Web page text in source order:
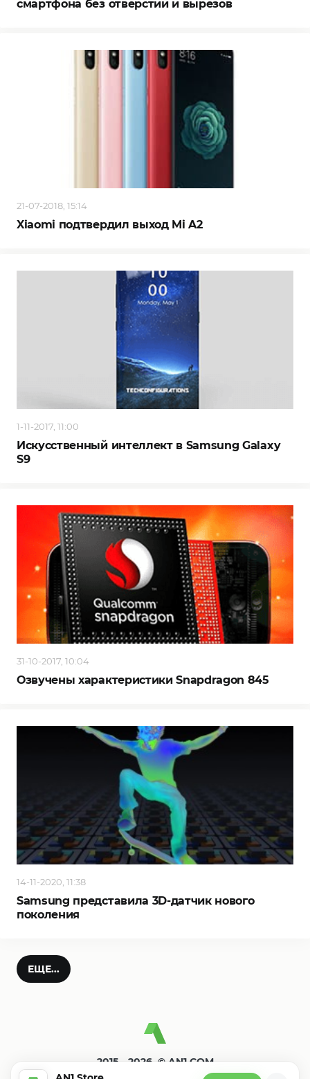
смартфона без отверстий и вырезов
21-07-2018, 15:14
Xiaomi подтвердил выход Mi A2
1-11-2017, 11:00
Искусственный интеллект в Samsung Galaxy
S9
31-10-2017, 10:04
Озвучены характеристики Snapdragon 845
14-11-2020, 11:38
Samsung представила 3D-датчик нового
поколения
ЕЩЕ...
2015—2026. © AN1.COM
Игры, программы для андроид